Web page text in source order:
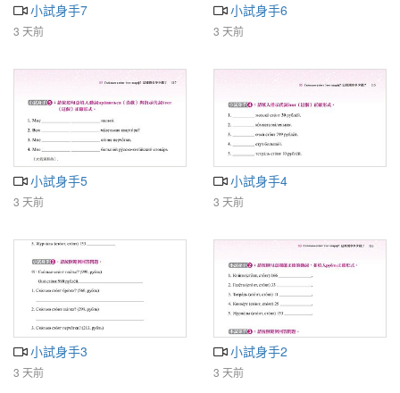
小試身手7
3 天前
小試身手6
3 天前
小試身手5
3 天前
小試身手4
3 天前
小試身手3
3 天前
小試身手2
3 天前